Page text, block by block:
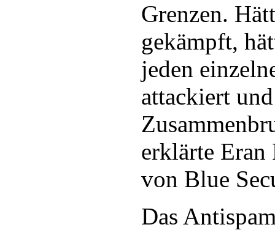
Grenzen.
gekämpft,
jeden
attackiert
erklärte Eran
von Blue
Das